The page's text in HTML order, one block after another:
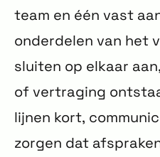
team en één vast
onderdelen van het
sluiten op elkaar
of vertraging
lijnen kort,
zorgen dat